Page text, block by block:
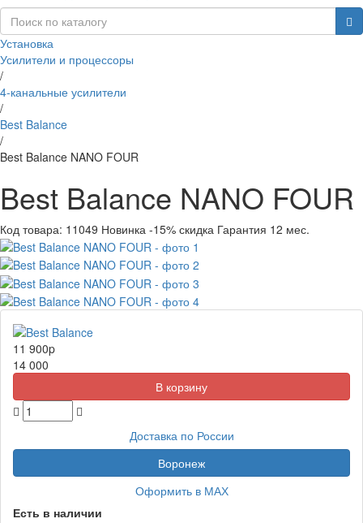
Установка
Усилители и процессоры
/
4-канальные усилители
/
Best Balance
/
Best Balance NANO FOUR
Best Balance NANO FOUR
Код товара: 11049 Новинка -15% скидка Гарантия 12 мес.
11 900p
14 000
Доставка по России
Воронеж
Оформить в МАХ
Есть в наличии